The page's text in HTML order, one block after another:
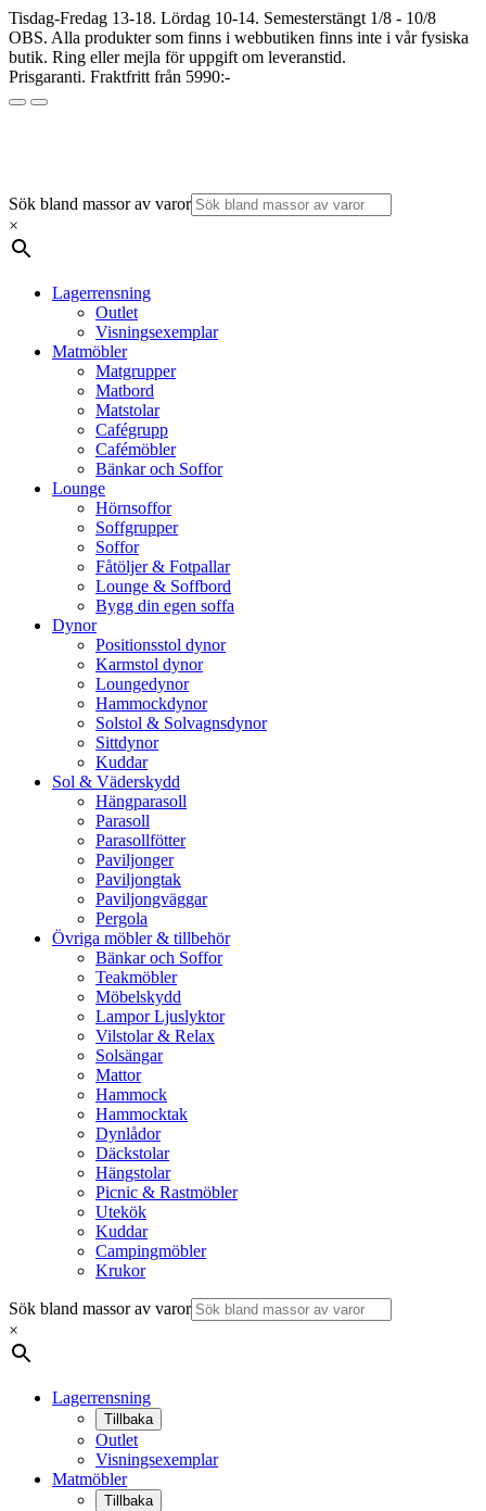
Tisdag-Fredag 13-18. Lördag 10-14. Semesterstängt 1/8 - 10/8
OBS. Alla produkter som finns i webbutiken finns inte i vår fysiska
butik. Ring eller mejla för uppgift om leveranstid.
Prisgaranti. Fraktfritt från 5990:-
Sök bland massor av varor
×
Lagerrensning
Outlet
Visningsexemplar
Matmöbler
Matgrupper
Matbord
Matstolar
Cafégrupp
Cafémöbler
Bänkar och Soffor
Lounge
Hörnsoffor
Soffgrupper
Soffor
Fåtöljer & Fotpallar
Lounge & Soffbord
Bygg din egen soffa
Dynor
Positionsstol dynor
Karmstol dynor
Loungedynor
Hammockdynor
Solstol & Solvagnsdynor
Sittdynor
Kuddar
Sol & Väderskydd
Hängparasoll
Parasoll
Parasollfötter
Paviljonger
Paviljongtak
Paviljongväggar
Pergola
Övriga möbler & tillbehör
Bänkar och Soffor
Teakmöbler
Möbelskydd
Lampor Ljuslyktor
Vilstolar & Relax
Solsängar
Mattor
Hammock
Hammocktak
Dynlådor
Däckstolar
Hängstolar
Picnic & Rastmöbler
Utekök
Kuddar
Campingmöbler
Krukor
Sök bland massor av varor
×
Lagerrensning
Tillbaka
Outlet
Visningsexemplar
Matmöbler
Tillbaka